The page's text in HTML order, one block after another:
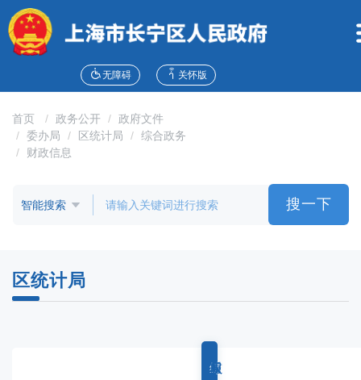
障
碍
说
无障碍 关怀版
首页 政务公开
政府文件
委办局
区统计局
综合政务
财政信息
搜一下
区统计局
综
重
权
服